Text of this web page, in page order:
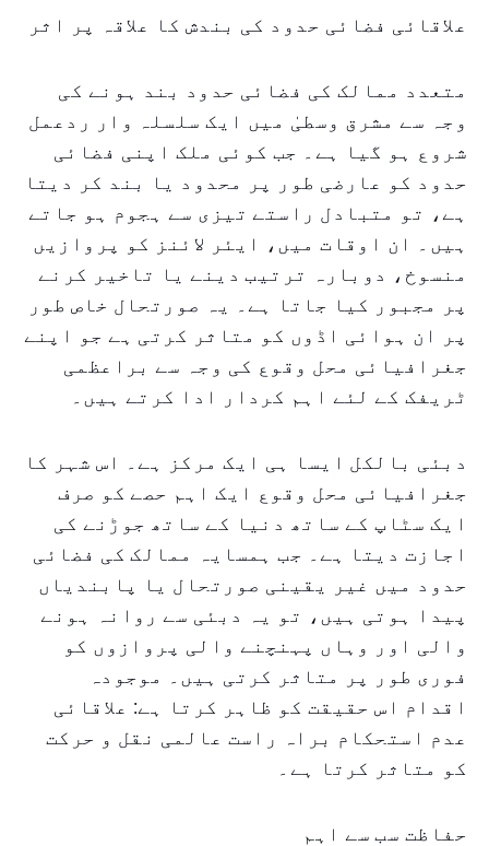
علاقائی فضائی حدود کی بندش کا علاقہ پر اثر
متعدد ممالک کی فضائی حدود بند ہونے کی
وجہ سے مشرق وسطیٰ میں ایک سلسلہ وار ردعمل
شروع ہو گیا ہے۔ جب کوئی ملک اپنی فضائی
حدود کو عارضی طور پر محدود یا بند کر دیتا
ہے، تو متبادل راستے تیزی سے ہجوم ہو جاتے
ہیں۔ ان اوقات میں، ایئر لائنز کو پروازیں
منسوخ، دوبارہ ترتیب دینے یا تاخیر کرنے
پر مجبور کیا جاتا ہے۔ یہ صورتحال خاص طور
پر ان ہوائی اڈوں کو متاثر کرتی ہے جو اپنے
جغرافیائی محل وقوع کی وجہ سے براعظمی
ٹریفک کے لئے اہم کردار ادا کرتے ہیں۔
دبئی بالکل ایسا ہی ایک مرکز ہے۔ اس شہر کا
جغرافیائی محل وقوع ایک اہم حصے کو صرف
ایک سٹاپ کے ساتھ دنیا کے ساتھ جوڑنے کی
اجازت دیتا ہے۔ جب ہمسایہ ممالک کی فضائی
حدود میں غیر یقینی صورتحال یا پابندیاں
پیدا ہوتی ہیں، تو یہ دبئی سے روانہ ہونے
والی اور وہاں پہنچنے والی پروازوں کو
فوری طور پر متاثر کرتی ہیں۔ موجودہ
اقدام اس حقیقت کو ظاہر کرتا ہے: علاقائی
عدم استحکام براہ راست عالمی نقل و حرکت
کو متاثر کرتا ہے۔
حفاظت سب سے اہم